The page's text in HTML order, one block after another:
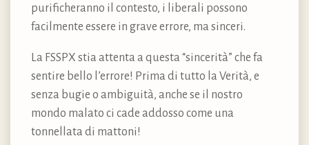
purificheranno il contesto, i liberali possono
facilmente essere in grave errore, ma sinceri.
La FSSPX stia attenta a questa “sincerità” che fa
sentire bello l’errore! Prima di tutto la Verità, e
senza bugie o ambiguità, anche se il nostro
mondo malato ci cade addosso come una
tonnellata di mattoni!